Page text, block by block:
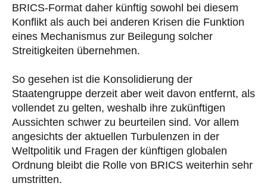
BRICS-Format daher künftig sowohl bei diesem
Konflikt als auch bei anderen Krisen die Funktion
eines Mechanismus zur Beilegung solcher
Streitigkeiten übernehmen.
So gesehen ist die Konsolidierung der
Staatengruppe derzeit aber weit davon entfernt, als
vollendet zu gelten, weshalb ihre zukünftigen
Aussichten schwer zu beurteilen sind. Vor allem
angesichts der aktuellen Turbulenzen in der
Weltpolitik und Fragen der künftigen globalen
Ordnung bleibt die Rolle von BRICS weiterhin sehr
umstritten.